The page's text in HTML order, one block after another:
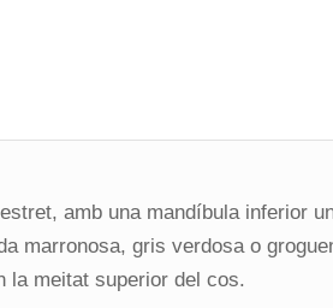
amb una mandíbula inferior
marronosa, gris verdosa o
la meitat superior del cos.